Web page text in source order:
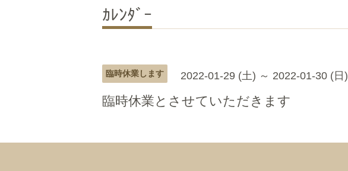
ｶﾚﾝﾀﾞｰ
臨時休業します 2022-01-29 (土) ～ 2022-01-30 (日)
臨時休業とさせていただきます